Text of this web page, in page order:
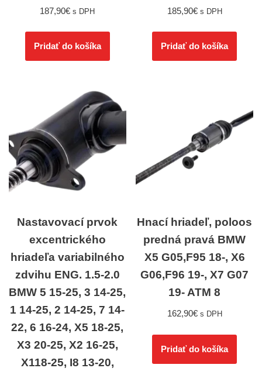
187,90€ s DPH
Pridať do košíka
185,90€ s DPH
Pridať do košíka
Nastavovací prvok
excentrického
hriadeľa variabilného
zdvihu ENG. 1.5-2.0
BMW 5 15-25, 3 14-25,
1 14-25, 2 14-25, 7 14-
22, 6 16-24, X5 18-25,
X3 20-25, X2 16-25,
X118-25, I8 13-20,
Hnací hriadeľ, poloos
predná pravá BMW
X5 G05,F95 18-, X6
G06,F96 19-, X7 G07
19- ATM 8
162,90€ s DPH
Pridať do košíka